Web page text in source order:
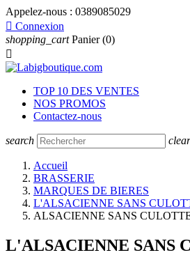
Appelez-nous : 0389085029
 Connexion
shopping_cart Panier (0)

TOP 10 DES VENTES
NOS PROMOS
Contactez-nous
search clear
Accueil
BRASSERIE
MARQUES DE BIERES
L'ALSACIENNE SANS
ALSACIENNE SANS
L'ALSACIENNE SANS